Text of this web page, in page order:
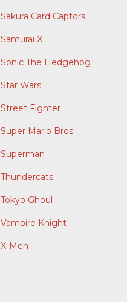
Sakura Card Captors
Samurai X
Sonic The Hedgehog
Star Wars
Street Fighter
Super Mario Bros
Superman
Thundercats
Tokyo Ghoul
Vampire Knight
X-Men